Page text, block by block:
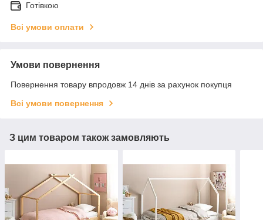
Готівкою
Всі умови оплати
Умови повернення
Повернення товару впродовж 14 днів за рахунок покупця
Всі умови повернення
З цим товаром також замовляють